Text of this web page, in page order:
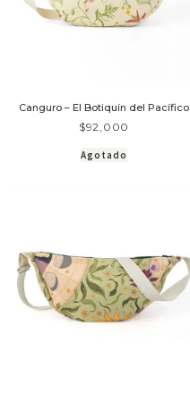
Canguro – El Botiquín del Pacífico
$92,000
Agotado